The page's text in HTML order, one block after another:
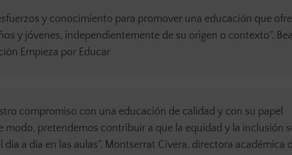
y conocimiento para promover una educación que
y jóvenes, independientemente de su origen o contexto”.
Empieza por Educar
compromiso con una educación de calidad y con su papel
modo, pretendemos contribuir a que la equidad y la inclusión
a día en las aulas”. Montserrat Civera, directora académica